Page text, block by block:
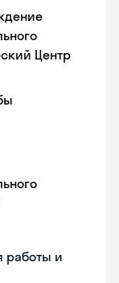
Центр
работы и